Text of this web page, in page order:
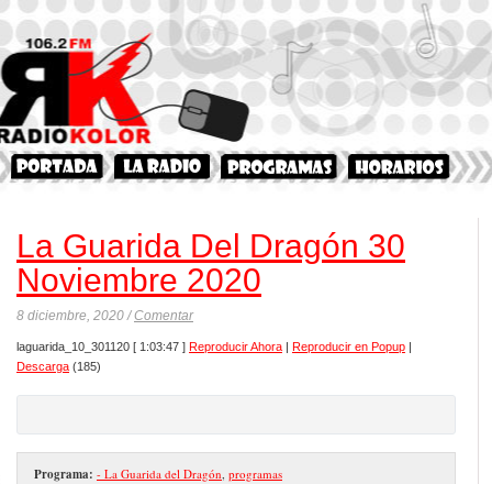
La Guarida Del Dragón 30
Noviembre 2020
8 diciembre, 2020 /Comentar
laguarida_10_301120 [ 1:03:47 ] Reproducir Ahora | Reproducir en Popup |
Descarga (185)
Programa: - La Guarida del Dragón, programas